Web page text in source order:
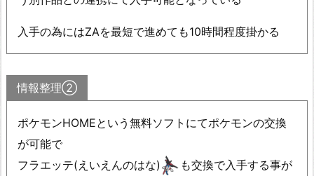
入手の為にはZAを最短で進めても10時間程度掛かる
情報整理②
ポケモンHOMEという無料ソフトにてポケモンの交換
が可能で
フラエッテ(えいえんのはな)
も交換で入手する事が